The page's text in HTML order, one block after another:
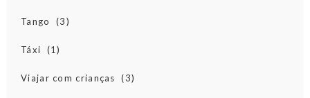
Tango (3)
Táxi (1)
Viajar com crianças (3)